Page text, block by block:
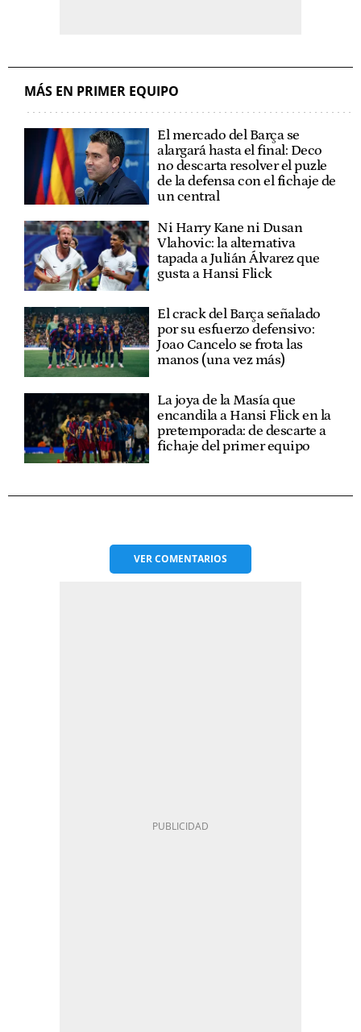
MÁS EN PRIMER EQUIPO
El mercado del Barça se
alargará hasta el final: Deco
no descarta resolver el puzle
de la defensa con el fichaje de
un central
Ni Harry Kane ni Dusan
Vlahovic: la alternativa
tapada a Julián Álvarez que
gusta a Hansi Flick
El crack del Barça señalado
por su esfuerzo defensivo:
Joao Cancelo se frota las
manos (una vez más)
La joya de la Masía que
encandila a Hansi Flick en la
pretemporada: de descarte a
fichaje del primer equipo
VERCOMENTARIOS